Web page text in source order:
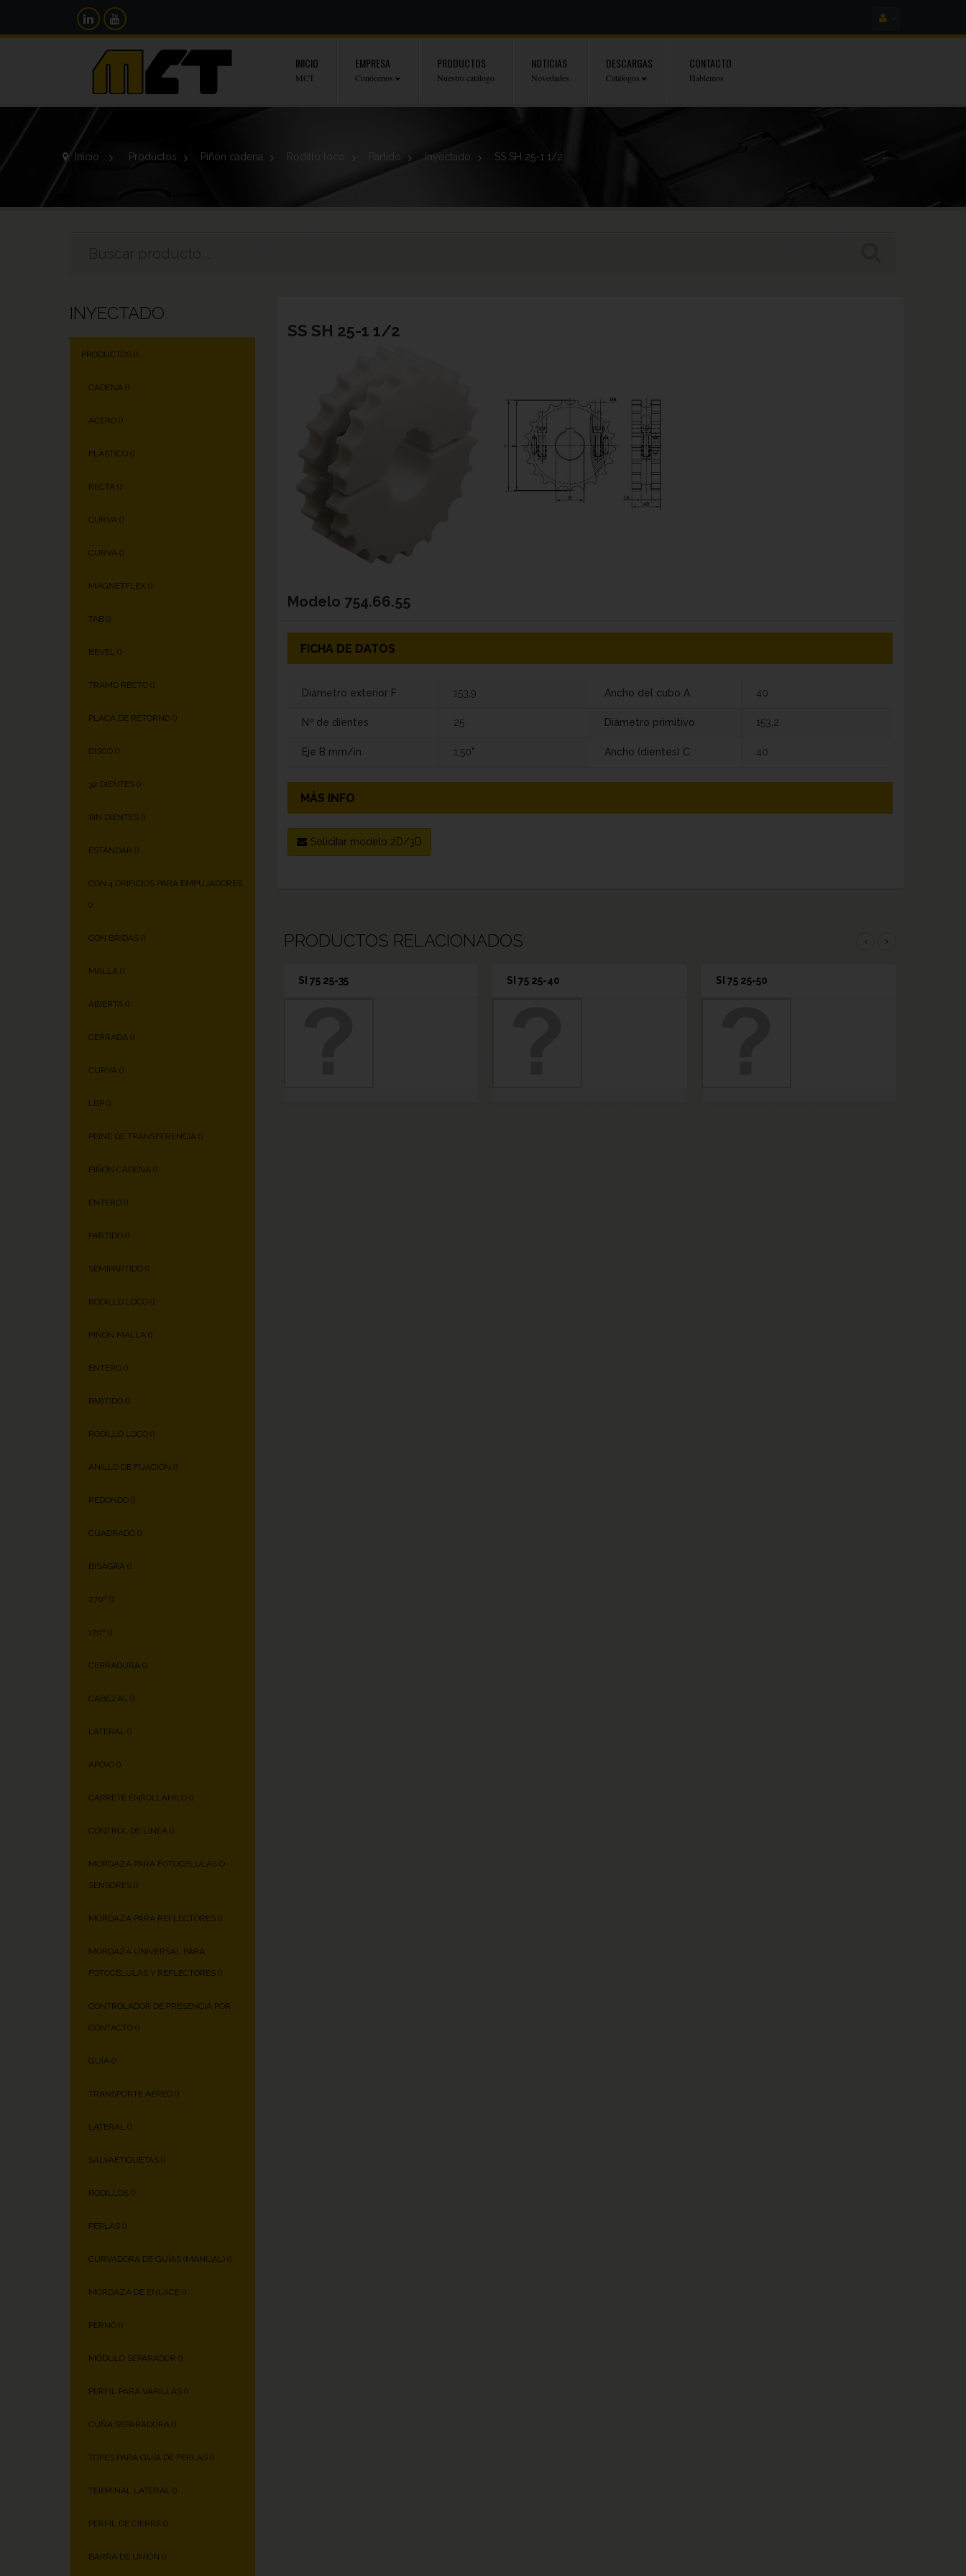
INICIO
MCT
EMPRESA
Conócenos
PRODUCTOS
Nuestro catálogo
NOTICIAS
Novedades
DESCARGAS
Catálogos
CONTACTO
Hablemos
Inicio > Productos > Piñón cadena > Rodillo loco > Partido > Inyectado > SS SH 25-1 1/2
INYECTADO
PRODUCTOS ()
CADENA ()
ACERO ()
PLÁSTICO ()
RECTA ()
CURVA ()
CURVA ()
MAGNETFLEX ()
TAB ()
BEVEL ()
TRAMO RECTO ()
PLACA DE RETORNO ()
DISCO ()
32 DIENTES ()
SIN DIENTES ()
ESTÁNDAR ()
CON 4 ORIFICIOS PARA EMPUJADORES
()
CON BRIDAS ()
MALLA ()
ABIERTA ()
CERRADA ()
CURVA ()
LBP ()
PEINE DE TRANSFERENCIA ()
PIÑÓN CADENA ()
ENTERO ()
PARTIDO ()
SEMIPARTIDO ()
RODILLO LOCO ()
PIÑÓN MALLA ()
ENTERO ()
PARTIDO ()
RODILLO LOCO ()
ANILLO DE FIJACIÓN ()
REDONDO ()
CUADRADO ()
BISAGRA ()
270º ()
170º ()
CERRADURA ()
CABEZAL ()
LATERAL ()
APOYO ()
CARRETE ENROLLAHILO ()
CONTROL DE LÍNEA ()
MORDAZA PARA FOTOCÉLULAS O
SENSORES ()
MORDAZA PARA REFLECTORES ()
MORDAZA UNIVERSAL PARA
FOTOCÉLULAS Y REFLECTORES ()
CONTROLADOR DE PRESENCIA POR
CONTACTO ()
GUÍA ()
TRANSPORTE AÉREO ()
LATERAL ()
SALVAETIQUETAS ()
RODILLOS ()
PERLAS ()
CURVADORA DE GUÍAS (MANUAL) ()
MORDAZA DE ENLACE ()
PERNO ()
MÓDULO SEPARADOR ()
PERFIL PARA VARILLAS ()
CUÑA SEPARADORA ()
TOPES PARA GUÍA DE PERLAS ()
TERMINAL LATERAL ()
PERFIL DE CIERRE ()
BARRA DE UNIÓN ()
SS SH 25-1 1/2
Modelo 754.66.55
FICHA DE DATOS
Diámetro exterior F 153,9
Nº de dientes 25
Eje B mm/in 1,50"
Ancho del cubo A 40
Diámetro primitivo 153,2
Ancho (dientes) C 40
MÁS INFO
Solicitar modelo 2D/3D
PRODUCTOS RELACIONADOS ‹ ›
SI 75 25-35 SI 75 25-40 SI 75 25-50